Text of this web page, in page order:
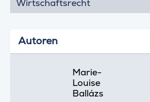
Wirtschaftsrecht
Autoren
Marie-
Louise
Ballázs